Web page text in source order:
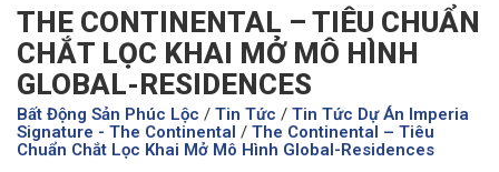
THE CONTINENTAL – TIÊU CHUẨN
CHẮT LỌC KHAI MỞ MÔ HÌNH
GLOBAL-RESIDENCES
Bất Động Sản Phúc Lộc / Tin Tức / Tin Tức Dự Án Imperia
Signature - The Continental / The Continental – Tiêu
Chuẩn Chắt Lọc Khai Mở Mô Hình Global-Residences